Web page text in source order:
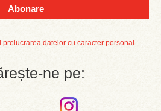
Abonare
datelor cu caracter personal
ne pe: